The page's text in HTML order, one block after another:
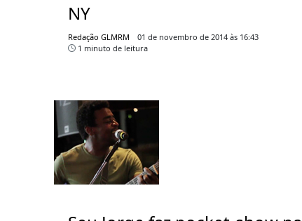
NY
Redação GLMRM
01 de novembro de 2014 às 16:43
1 minuto de leitura